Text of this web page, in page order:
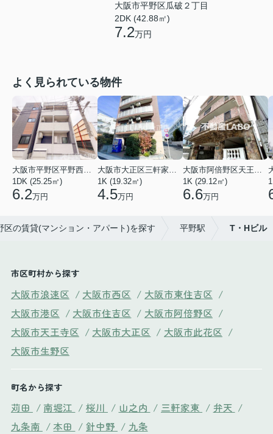
大阪市平野区瓜破２丁目
2DK (42.88㎡)
7.2万円
よく見られている物件
大阪市平野区平野西３丁目
1DK (25.25㎡)
6.2万円
大阪市大正区三軒家東４丁目
1K (19.32㎡)
4.5万円
大阪市阿倍野区天王寺町南２丁目
1K (29.12㎡)
6.6万円
区の賃貸(マンション・アパート)を探す 平野駅 T・Hビル
市区町村から探す
大阪市浪速区 / 大阪市西区 / 大阪市東住吉区 /
大阪市港区 / 大阪市住吉区 / 大阪市阿倍野区 /
大阪市天王寺区 / 大阪市大正区 / 大阪市此花区 /
大阪市生野区
町名から探す
苅田 / 南堀江 / 桜川 / 山之内 / 三軒家東 / 弁天 /
九条南 / 本田 / 針中野 / 九条